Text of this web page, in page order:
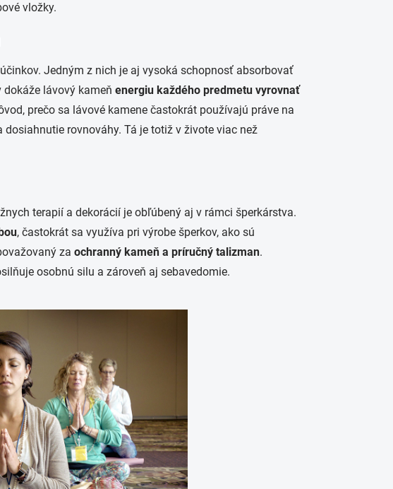
vložky.
Jedným z nich je aj vysoká schopnosť absorbovať
lávový kameň energiu každého predmetu vyrovnať
prečo sa lávové kamene častokrát používajú práve na
rovnováhy. Tá je totiž v živote viac než
terapií a dekorácií je obľúbený aj v rámci šperkárstva.
, častokrát sa využíva pri výrobe šperkov, ako sú
za ochranný kameň a príručný talizman.
osobnú silu a zároveň aj sebavedomie.